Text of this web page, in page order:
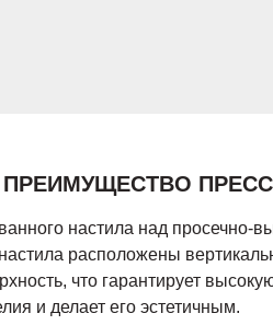
ПРЕИМУЩЕСТВО
настила над просечно-
расположены
что гарантирует
и делает его эстетичным.